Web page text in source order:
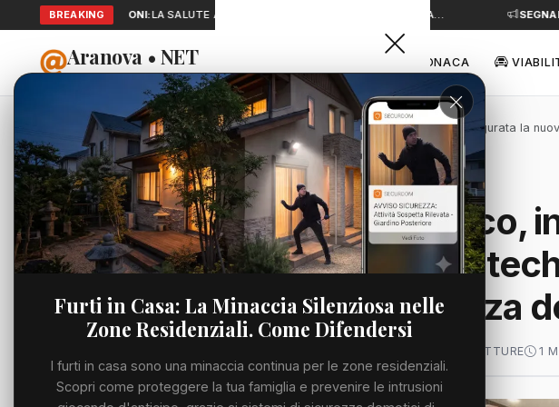
BREAKING
SEGNALAZIONI:LA SALUTE A PORTATA DI MANO: TELEMEDICINA E A…
Aranova • NET
PORTALE UTILE AL TERRITORIO
CRONACA
Home
Cronaca
Viabilità
Utilità
Meteo
Eventi
Cronaca Vigili del Fuoco, inaugurata la
CRONACA
Vigili del Fuoco,
operativa: hi-
per la sicurezza
62 LETTURE 1
Furti in Casa: La Minaccia Silenziosa nelle
Zone Residenziali. Come Difendersi
I furti in casa sono una minaccia continua per le zone residenziali.
Scopri come proteggere la tua famiglia e prevenire le intrusioni